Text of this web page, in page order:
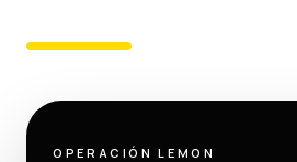
OPERACIÓN LEMON